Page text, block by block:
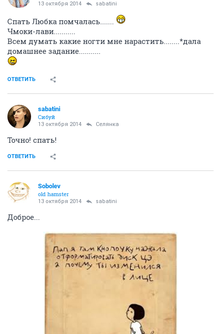
13 октября 2014 sabatini
Спать Любка помчалась.......
Чмоки-лави...........
Всем думать какие ногти мне нарастить........*дала
домашнее задание...........
ОТВЕТИТЬ
sabatini
Сибуй
13 октября 2014 Сeлянка
Точно! спать!
ОТВЕТИТЬ
Sobolev
old hamster
13 октября 2014 sabatini
Доброе...